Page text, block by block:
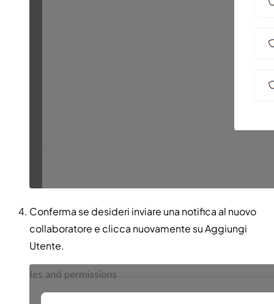
Conferma se desideri inviare una notifica al nuovo
collaboratore e clicca nuovamente su Aggiungi
Utente.